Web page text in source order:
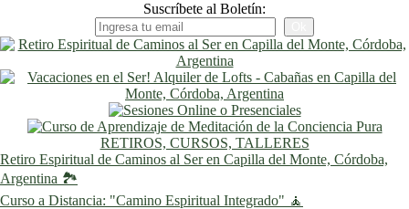
Suscríbete al Boletín:
RETIROS, CURSOS, TALLERES
Retiro Espiritual de Caminos al Ser en Capilla del Monte, Córdoba,
Argentina 🏞️
Curso a Distancia: "Camino Espiritual Integrado" 🧘